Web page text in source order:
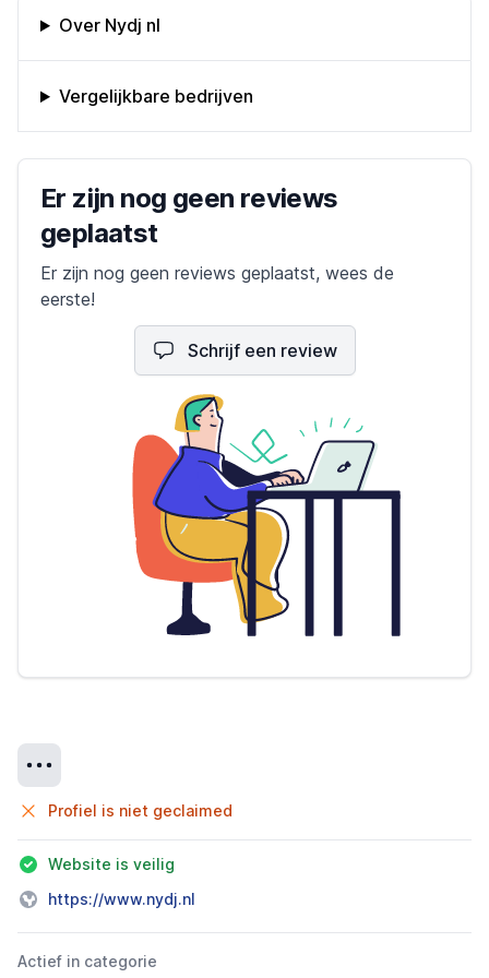
Over Nydj nl
Vergelijkbare bedrijven
Bedrijfs reviews
Er zijn nog geen reviews
geplaatst
Er zijn nog geen reviews geplaatst, wees de
eerste!
Schrijf een review
Profiel is niet geclaimed
Website is veilig
https://www.nydj.nl
Actief in categorie